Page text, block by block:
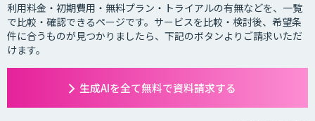
利用料金・初期費用・無料プラン・トライアルの有無などを、一覧
で比較・確認できるページです。サービスを比較・検討後、希望条
件に合うものが見つかりましたら、下記のボタンよりご請求いただ
けます。
生成AIを全て無料で資料請求する